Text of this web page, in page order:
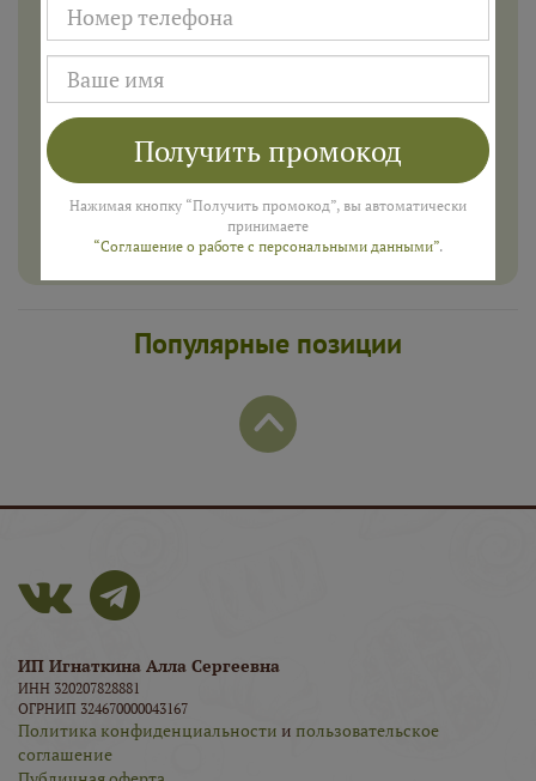
августе!
Введите ваш номер телефона и мы пришлем промокод
для подарка в смс
ПОЛУЧИТЬ
Популярные позиции
ИП Игнаткина Алла Сергеевна
ИНН 320207828881
ОГРНИП 324670000043167
Политика конфиденциальности и пользовательское
соглашение
Получить промокод
Нажимая кнопку “Получить промокод”, вы автоматически
принимаете
“Соглашение о работе с персональными данными”.